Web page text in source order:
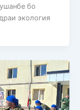
бо
экология